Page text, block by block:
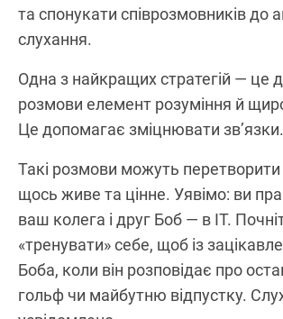
та спонукати співрозмовників до
слухання.
Одна з найкращих стратегій — це
розмови елемент розуміння й
Це допомагає зміцнювати зв’язки.
Такі розмови можуть перетворити
щось живе та цінне. Уявімо: ви
ваш колега і друг Боб — в ІТ.
«тренувати» себе, щоб із
Боба, коли він розповідає про
гольф чи майбутню відпустку.